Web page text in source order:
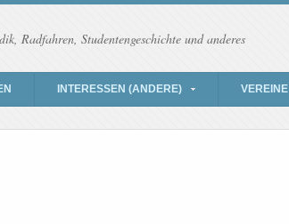
Radfahren, Studentengeschichte und anderes
INTERESSEN (ANDERE) VEREINE